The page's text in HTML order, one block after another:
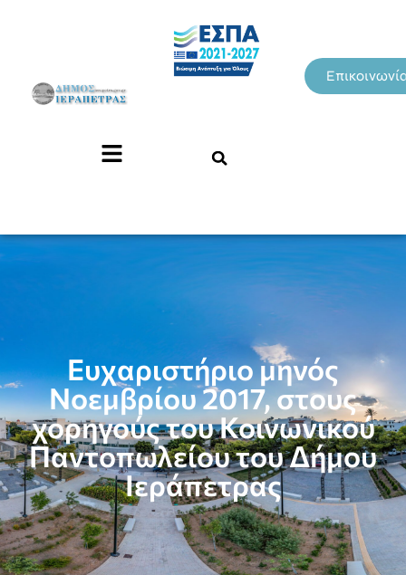
Ευχαριστήριο μηνός
Νοεμβρίου 2017, στους
χορηγούς του Κοινωνικού
Παντοπωλείου του Δήμου
Ιεράπετρας